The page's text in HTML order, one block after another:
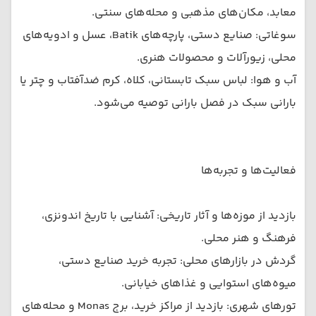
معابد، مکان‌های مذهبی و محله‌های سنتی.
سوغاتی: صنایع دستی، پارچه‌های Batik، عسل و ادویه‌های
محلی، زیورآلات و محصولات هنری.
آب و هوا: لباس سبک تابستانی، کلاه، کرم ضدآفتاب و چتر یا
بارانی سبک در فصل بارانی توصیه می‌شود.
فعالیت‌ها و تجربه‌ها
بازدید از موزه‌ها و آثار تاریخی: آشنایی با تاریخ اندونزی،
فرهنگ و هنر محلی.
گردش در بازارهای محلی: تجربه خرید صنایع دستی،
میوه‌های استوایی و غذاهای خیابانی.
تورهای شهری: بازدید از مراکز خرید، برج Monas و محله‌های